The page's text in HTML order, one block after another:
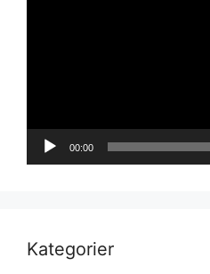
00:00
Kategorier